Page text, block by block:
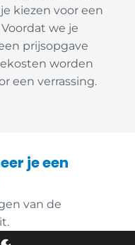
kiezen voor een
we je
prijsopgave
worden
een verrassing.
je een
van de
niet bedekken,